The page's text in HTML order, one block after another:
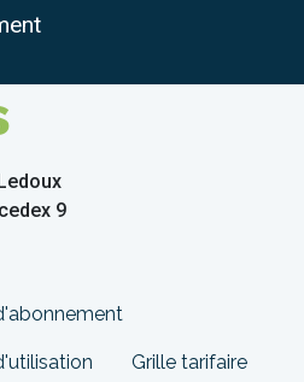
9
Grille tarifaire